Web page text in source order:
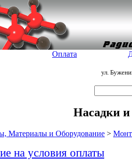
Оплата
ул.
Насадки
Материалы и Оборудование >
на условия оплаты